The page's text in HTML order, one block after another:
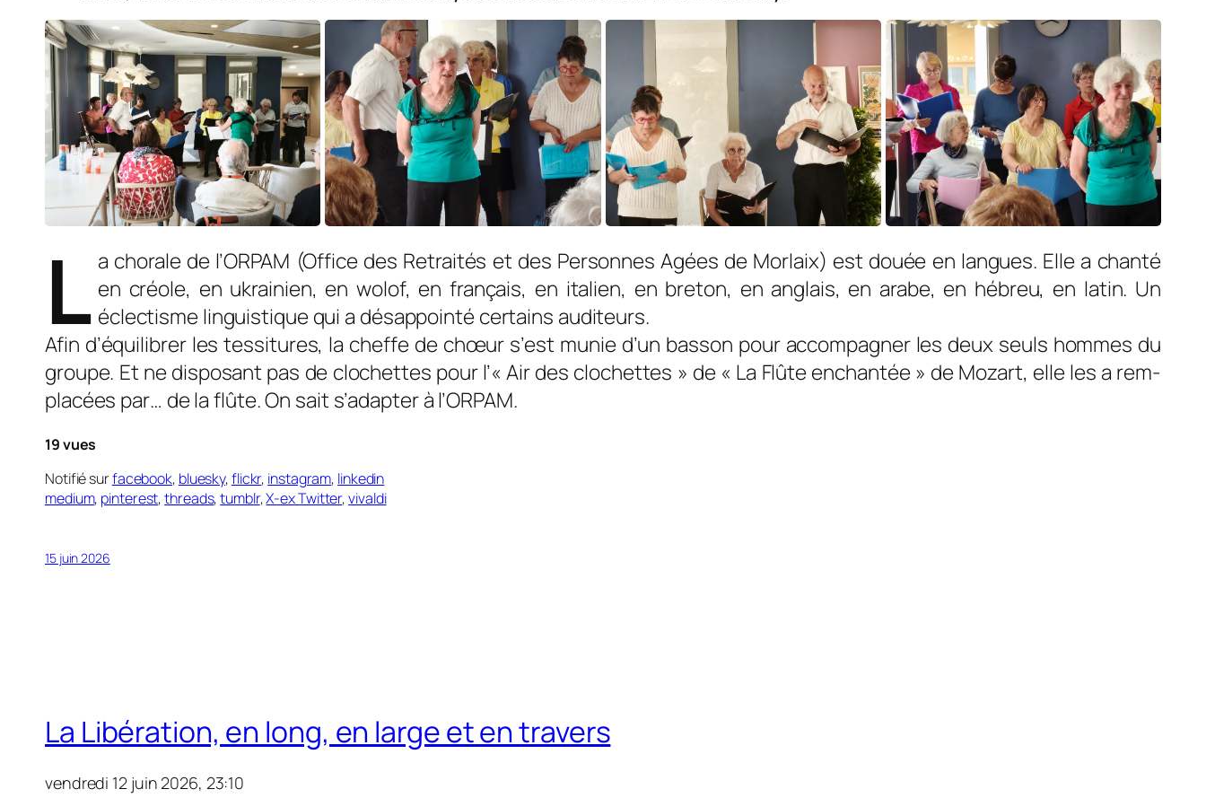
L a chorale de l’ORPAM (Office des Retraités et des Per­sonnes Agées de Morlaix) est douée en langues. Elle a chanté
en créole, en ukrainien, en wolof, en français, en italien, en breton, en anglais, en arabe, en hébreu, en latin. Un
éclectisme linguistique qui a désappointé certains auditeurs.
Afin d’équilibrer les tessitures, la cheffe de chœur s’est munie d’un basson pour accompagner les deux seuls hommes du
grou­pe. Et ne disposant pas de clochettes pour l’« Air des clo­chettes » de « La Flûte enchantée » de Mozart, elle les a rem­
placées par… de la flûte. On sait s’adapter à l’ORPAM.
19 vues
Notifié surfacebook, bluesky,flickr, instagram, linkedin
medium, pinterest,threads,tumblr,X-ex Twitter,vivaldi
15 juin 2026
La Libération, en long, en large et en travers
vendredi 12 juin 2026, 23:10